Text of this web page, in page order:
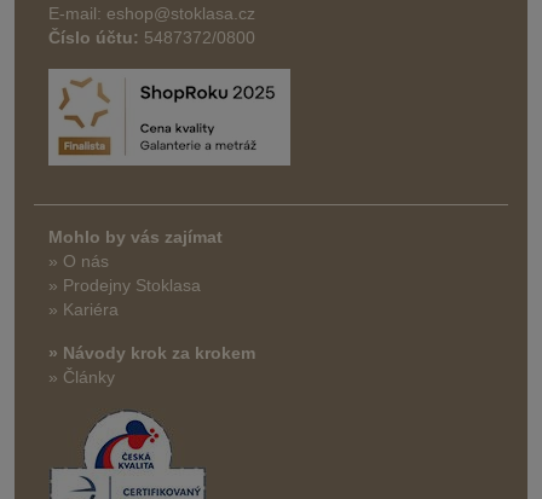
E-mail: eshop@stoklasa.cz
Číslo účtu: 5487372/0800
Mohlo by vás zajímat
» O nás
» Prodejny Stoklasa
» Kariéra
» Návody krok za krokem
» Články